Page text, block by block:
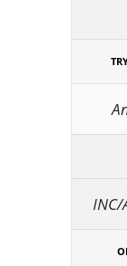
INC/